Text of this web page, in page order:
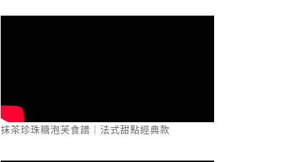
抹茶珍珠糖泡芙食譜｜法式甜點經典款